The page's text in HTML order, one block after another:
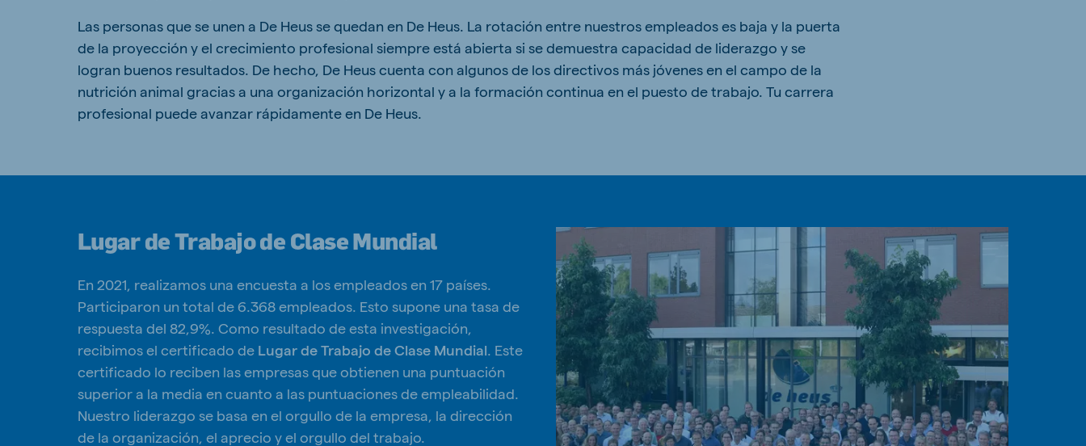
Las personas que se unen a De Heus se quedan en De Heus. La rotación entre nuestros empleados es baja y la puerta
de la proyección y el crecimiento profesional siempre está abierta si se demuestra capacidad de liderazgo y se
logran buenos resultados. De hecho, De Heus cuenta con algunos de los directivos más jóvenes en el campo de la
nutrición animal gracias a una organización horizontal y a la formación continua en el puesto de trabajo. Tu carrera
profesional puede avanzar rápidamente en De Heus.
Lugar de Trabajo de Clase Mundial
En 2021, realizamos una encuesta a los empleados en 17 países.
Participaron un total de 6.368 empleados. Esto supone una tasa de
respuesta del 82,9%. Como resultado de esta investigación,
recibimos el certificado de Lugar de Trabajo de Clase Mundial . Este
certificado lo reciben las empresas que obtienen una puntuación
superior a la media en cuanto a las puntuaciones de empleabilidad.
Nuestro liderazgo se basa en el orgullo de la empresa, la dirección
de la organización, el aprecio y el orgullo del trabajo.
Brasil Ukraine (Koudijs) Russia (Koudijs)